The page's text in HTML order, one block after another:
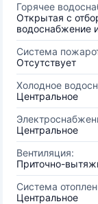
Горячее
Открытая с
водоснабжение
Система
Отсутствует
Холодное
Центральное
Центральное
Вентиляция:
Приточно-
Система
Центральное